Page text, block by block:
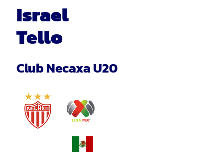
Israel
Tello
Club Necaxa U20